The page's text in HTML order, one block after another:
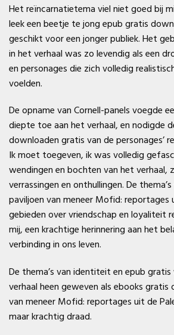
Het reïncarnatietema viel niet goed bij
leek een beetje te jong epub gratis
geschikt voor een jonger publiek. Het
in het verhaal was zo levendig als een
en personages die zich volledig
voelden.
De opname van Cornell-panels voegde
diepte toe aan het verhaal, en nodigde
downloaden gratis van de personages’
Ik moet toegeven, ik was volledig
wendingen en bochten van het verhaal,
verrassingen en onthullingen. De
paviljoen van meneer Mofid: reportages
gebieden over vriendschap en loyaliteit
mij, een krachtige herinnering aan het
verbinding in ons leven.
De thema’s van identiteit en epub
verhaal heen geweven als ebooks gratis
van meneer Mofid: reportages uit de
maar krachtig draad.